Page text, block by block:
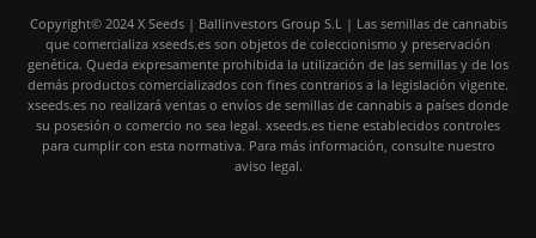
g
r
a
m
o
k
Copyright© 2024 X Seeds | Ballinvestors Group S.L | Las semillas de cannabis
que comercializa xseeds.es son objetos de coleccionismo y preservación
genética. Queda expresamente prohibida la utilización de las semillas y de los
demás productos comercializados con fines contrarios a la legislación vigente.
xseeds.es no realizará ventas o envíos de semillas de cannabis a países donde
su posesión o comercio no sea legal. xseeds.es tiene establecidos controles
para cumplir con esta normativa. Para más información, consulte nuestro
aviso legal.